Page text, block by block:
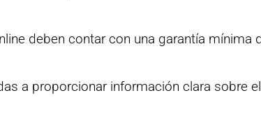
deben contar con una garantía mínima
a proporcionar información clara sobre el